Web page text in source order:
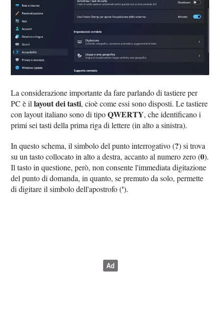
La considerazione importante da fare parlando di tastiere per
PC è illayout dei tasti, cioè come essi sono disposti. Le tastiere
con layout italiano sono di tipoQWERTY, che identificano i
primi sei tasti della prima riga di lettere (in alto a sinistra).
In questo schema, il simbolo del punto interrogativo (?) si trova
su un tasto collocato in alto a destra, accanto al numero zero (0).
Il tasto in questione, però, non consente l'immediata digitazione
del punto di domanda, in quanto, se premuto da solo, permette
di digitare il simbolo dell'apostrofo (').